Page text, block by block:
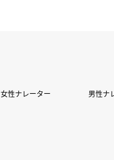
女性ナレーター
男性ナ